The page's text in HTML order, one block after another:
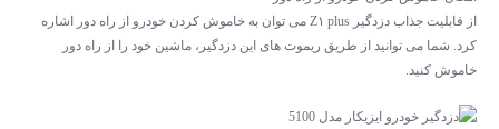
از قابلیت جذاب دزدگیر Z۱ plus می توان به خاموش کردن خودرو از راه دور اشاره
کرد. شما می توانید از طریق ریموت های این دزدگیر، ماشین خود را از راه دور
خاموش کنید.